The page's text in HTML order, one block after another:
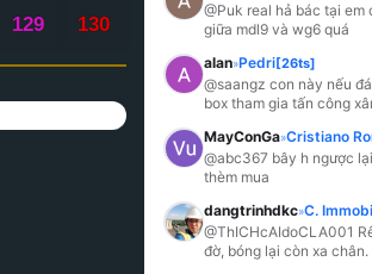
129 130
@Puk real hả bác tại em
giữa mdl9 và wg6 quá
alan»Pedri[26ts]
@saangz con này nếu
box tham gia tấn công
hơn nh...
MayConGa»Cristiano
@abc367 bây h ngược
thèm mua
dangtrinhdkc»C.
@ThICHcAIdoCLA001
đờ, bóng lại còn xa